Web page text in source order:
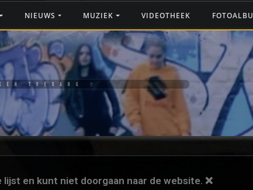
NIEUWS MUZIEK VIDEOTHEEK
TOEGANG ‼️
en kunt niet doorgaan naar de website. ❌